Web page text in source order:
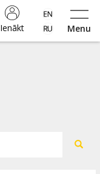
Menu
Ienākt